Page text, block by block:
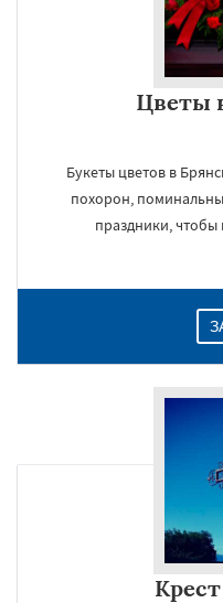
Цветы
Букеты цветов в
похорон,
праздники, чтобы